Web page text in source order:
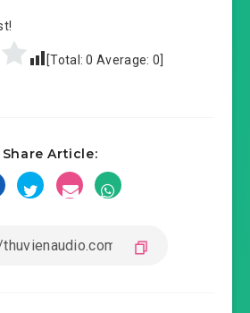
chuong-
2018-10-25 13:01
chuong-
2018-10-25 13:03
chuong-
[Total:0 Average: 0
Share Article: